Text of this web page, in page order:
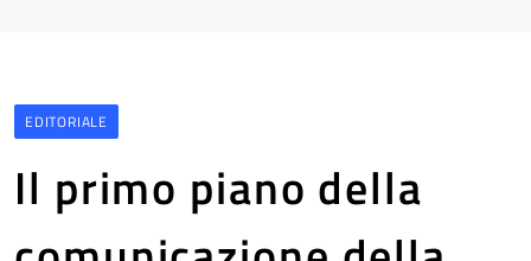
EDITORIALE
Il primo piano della